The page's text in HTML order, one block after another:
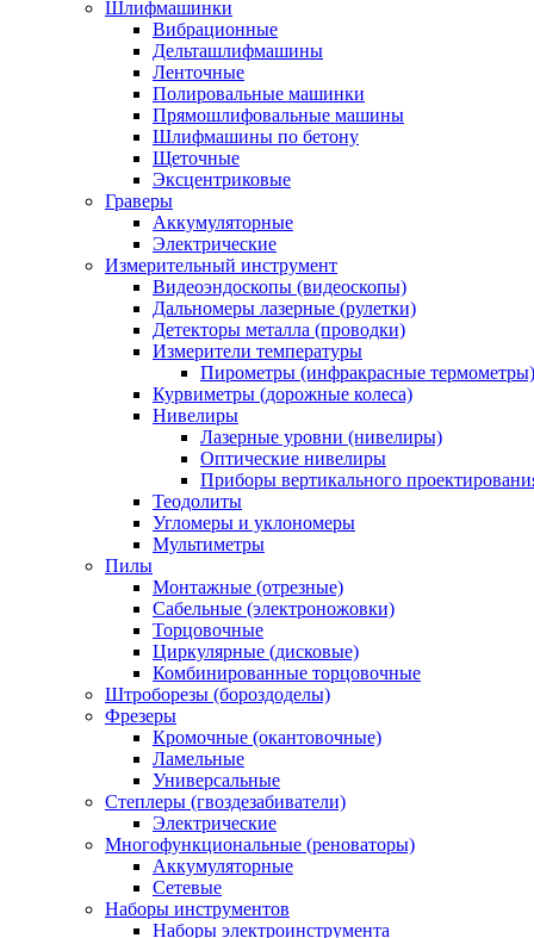
Шлифмашинки
Вибрационные
Дельташлифмашины
Ленточные
Полировальные машинки
Прямошлифовальные машины
Шлифмашины по бетону
Щеточные
Эксцентриковые
Граверы
Аккумуляторные
Электрические
Измерительный инструмент
Видеоэндоскопы (видеоскопы)
Дальномеры лазерные (рулетки)
Детекторы металла (проводки)
Измерители температуры
Пирометры (инфракрасные термометры)
Курвиметры (дорожные колеса)
Нивелиры
Лазерные уровни (нивелиры)
Оптические нивелиры
Приборы вертикального
Теодолиты
Угломеры и уклономеры
Мультиметры
Пилы
Монтажные (отрезные)
Сабельные (электроножовки)
Торцовочные
Циркулярные (дисковые)
Комбинированные торцовочные
Штроборезы (бороздоделы)
Фрезеры
Кромочные (окантовочные)
Ламельные
Универсальные
Степлеры (гвоздезабиватели)
Электрические
Многофункциональные (реноваторы)
Аккумуляторные
Сетевые
Наборы инструментов
Наборы электроинструмента